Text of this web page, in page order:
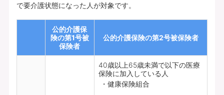
で要介護状態になった人が対象です。
公的介護保
険の第1号被
保険者
公的介護保険の第2号被保険者
40歳以上65歳未満で以下の医療
保険に加入している人
健康保険組合